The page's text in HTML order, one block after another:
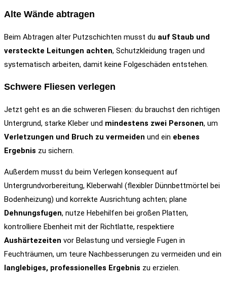
Alte Wände abtragen
Beim Abtragen alter Putzschichten musst du auf Staub und
versteckte Leitungen achten, Schutzkleidung tragen und
systematisch arbeiten, damit keine Folgeschäden entstehen.
Schwere Fliesen verlegen
Jetzt geht es an die schweren Fliesen: du brauchst den richtigen
Untergrund, starke Kleber und mindestens zwei Personen, um
Verletzungen und Bruch zu vermeiden und ein ebenes
Ergebnis zu sichern.
Außerdem musst du beim Verlegen konsequent auf
Untergrundvorbereitung, Kleberwahl (flexibler Dünnbettmörtel bei
Bodenheizung) und korrekte Ausrichtung achten; plane
Dehnungsfugen, nutze Hebehilfen bei großen Platten,
kontrolliere Ebenheit mit der Richtlatte, respektiere
Aushärtezeiten vor Belastung und versiegle Fugen in
Feuchträumen, um teure Nachbesserungen zu vermeiden und ein
langlebiges, professionelles Ergebnis zu erzielen.